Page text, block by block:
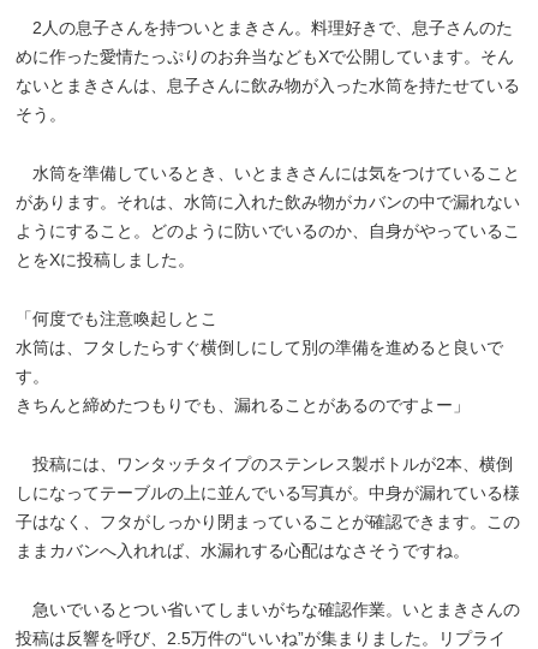
2人の息子さんを持ついとまきさん。料理好きで、息子さんのた
めに作った愛情たっぷりのお弁当などもXで公開しています。そん
ないとまきさんは、息子さんに飲み物が入った水筒を持たせている
そう。
水筒を準備しているとき、いとまきさんには気をつけていること
があります。それは、水筒に入れた飲み物がカバンの中で漏れない
ようにすること。どのように防いでいるのか、自身がやっているこ
とをXに投稿しました。
「何度でも注意喚起しとこ
水筒は、フタしたらすぐ横倒しにして別の準備を進めると良いで
す。
きちんと締めたつもりでも、漏れることがあるのですよー」
投稿には、ワンタッチタイプのステンレス製ボトルが2本、横倒
しになってテーブルの上に並んでいる写真が。中身が漏れている様
子はなく、フタがしっかり閉まっていることが確認できます。この
ままカバンへ入れれば、水漏れする心配はなさそうですね。
急いでいるとつい省いてしまいがちな確認作業。いとまきさんの
投稿は反響を呼び、2.5万件の“いいね”が集まりました。リプライ